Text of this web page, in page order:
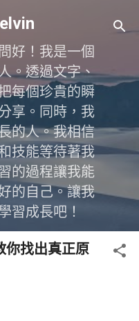
容
好！我是一個
。透過文字、
每個珍貴的瞬
享。同時，我
的人。我相信
技能等待著我
的過程讓我能
的自己。讓我
習成長吧！
你找出真正原